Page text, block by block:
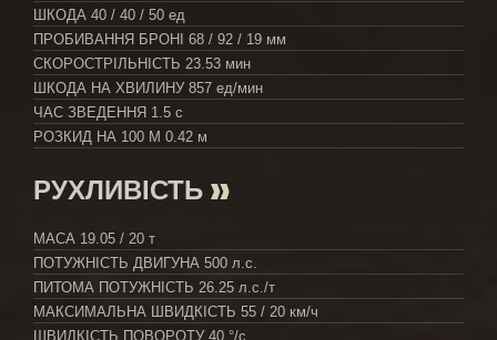
ШКОДА 40 / 40 / 50 ед
ПРОБИВАННЯ БРОНІ 68 / 92 / 19 мм
СКОРОСТРІЛЬНІСТЬ 23.53 мин
ШКОДА НА ХВИЛИНУ 857 ед/мин
ЧАС ЗВЕДЕННЯ 1.5 с
РОЗКИД НА 100 М 0.42 м
РУХЛИВІСТЬ
МАСА 19.05 / 20 т
ПОТУЖНІСТЬ ДВИГУНА 500 л.с.
ПИТОМА ПОТУЖНІСТЬ 26.25 л.с./т
МАКСИМАЛЬНА ШВИДКІСТЬ 55 / 20 км/ч
ШВИДКІСТЬ ПОВОРОТУ 40 °/с